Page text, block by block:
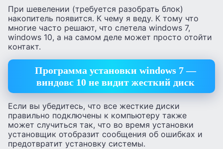
При шевелении (требуется разобрать блок)
накопитель появится. К чему я веду. К тому что
многие часто решают, что слетела windows 7,
windows 10, а на самом деле может просто отойти
контакт.
Программа установки windows 7 —
виндовс 10 не видит жесткий диск
Если вы убедитесь, что все жесткие диски
правильно подключены к компьютеру также
может случиться так, что во время установки
установщик отобразит сообщения об ошибках и
предотвратит установку системы.